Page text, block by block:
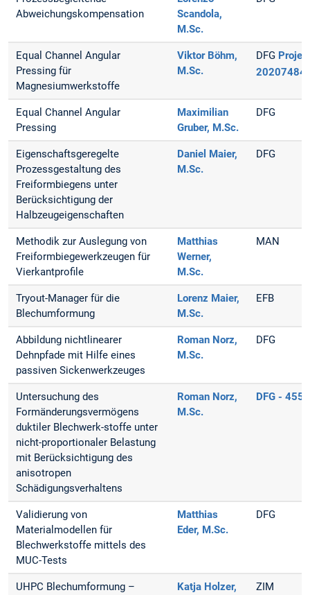
Abweichungskompensation
Scandola,
M.Sc.
Equal Channel Angular
Pressing für
Magnesiumwerkstoffe
Viktor Böhm,
M.Sc.
DFG
Equal Channel Angular
Pressing
Maximilian
Gruber, M.Sc.
DFG
Eigenschaftsgeregelte
Prozessgestaltung des
Freiformbiegens unter
Berücksichtigung der
Halbzeugeigenschaften
Daniel Maier,
M.Sc.
DFG
Methodik zur Auslegung von
Freiformbiegewerkzeugen für
Vierkantprofile
Matthias
Werner,
M.Sc.
MAN
Tryout-Manager für die
Blechumformung
Lorenz Maier,
M.Sc.
EFB
Abbildung nichtlinearer
Dehnpfade mit Hilfe eines
passiven Sickenwerkzeuges
Roman Norz,
M.Sc.
DFG
Untersuchung des
Formänderungsvermögens
duktiler Blechwerk-stoffe unter
nicht-proportionaler Belastung
mit Berücksichtigung des
anisotropen
Schädigungsverhaltens
Roman Norz,
M.Sc.
DFG -
Validierung von
Materialmodellen für
Blechwerkstoffe mittels des
MUC-Tests
Matthias
Eder, M.Sc.
DFG
UHPC Blechumformung –
Katja Holzer,
ZIM